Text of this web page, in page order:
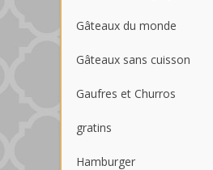
Gâteaux du monde
Gâteaux sans cuisson
Gaufres et Churros
gratins
Hamburger